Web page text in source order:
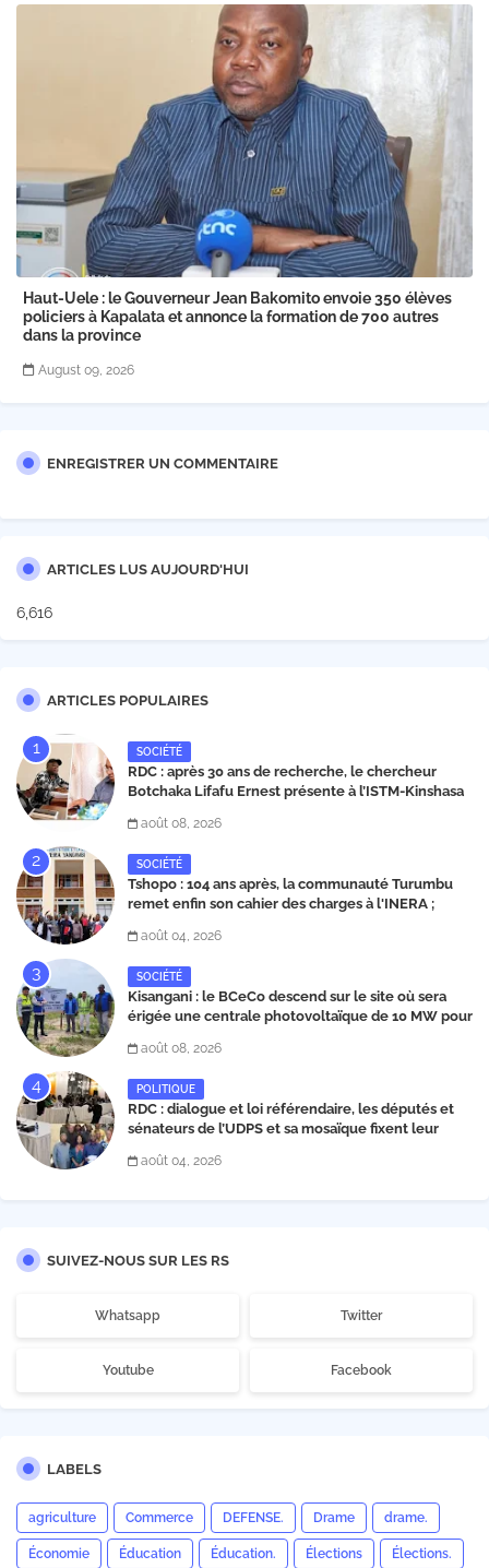
Haut-Uele : le Gouverneur Jean Bakomito envoie 350 élèves
policiers à Kapalata et annonce la formation de 700 autres
dans la province
August 09, 2026
ENREGISTRER UN COMMENTAIRE
ARTICLES LUS AUJOURD'HUI
6,616
ARTICLES POPULAIRES
SOCIÉTÉ
RDC : après 30 ans de recherche, le chercheur
Botchaka Lifafu Ernest présente à l’ISTM-Kinshasa
août 08, 2026
SOCIÉTÉ
Tshopo : 104 ans après, la communauté Turumbu
remet enfin son cahier des charges à l'INERA ;
août 04, 2026
SOCIÉTÉ
Kisangani : le BCeCo descend sur le site où sera
érigée une centrale photovoltaïque de 10 MW pour
août 08, 2026
POLITIQUE
RDC : dialogue et loi référendaire, les députés et
sénateurs de l’UDPS et sa mosaïque fixent leur
Matata
août 04, 2026
SUIVEZ-NOUS SUR LES RS
Whatsapp Twitter
Youtube Facebook
LABELS
agriculture Commerce DEFENSE. Drame drame.
Économie Éducation Éducation. Élections Élections.